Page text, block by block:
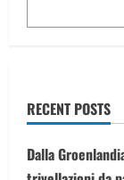
RECENT POSTS
Dalla